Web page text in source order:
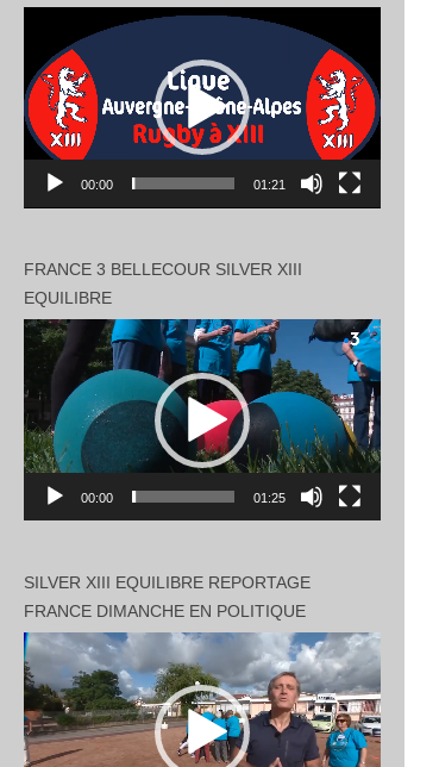
vidéo
00:00 01:21
FRANCE 3 BELLECOUR SILVER XIII
EQUILIBRE
Lecteur
vidéo
00:00 01:25
SILVER XIII EQUILIBRE REPORTAGE
FRANCE DIMANCHE EN POLITIQUE
Lecteur
vidéo